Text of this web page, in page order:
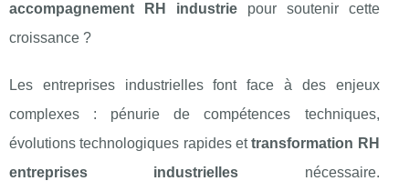
accompagnement RH industriepour soutenir cette
croissance ?
Les entreprises industrielles font face à des enjeux
complexes : pénurie decompétences techniques,
évolutions technologiques rapides ettransformation RH
entreprises industrielles nécessaire.